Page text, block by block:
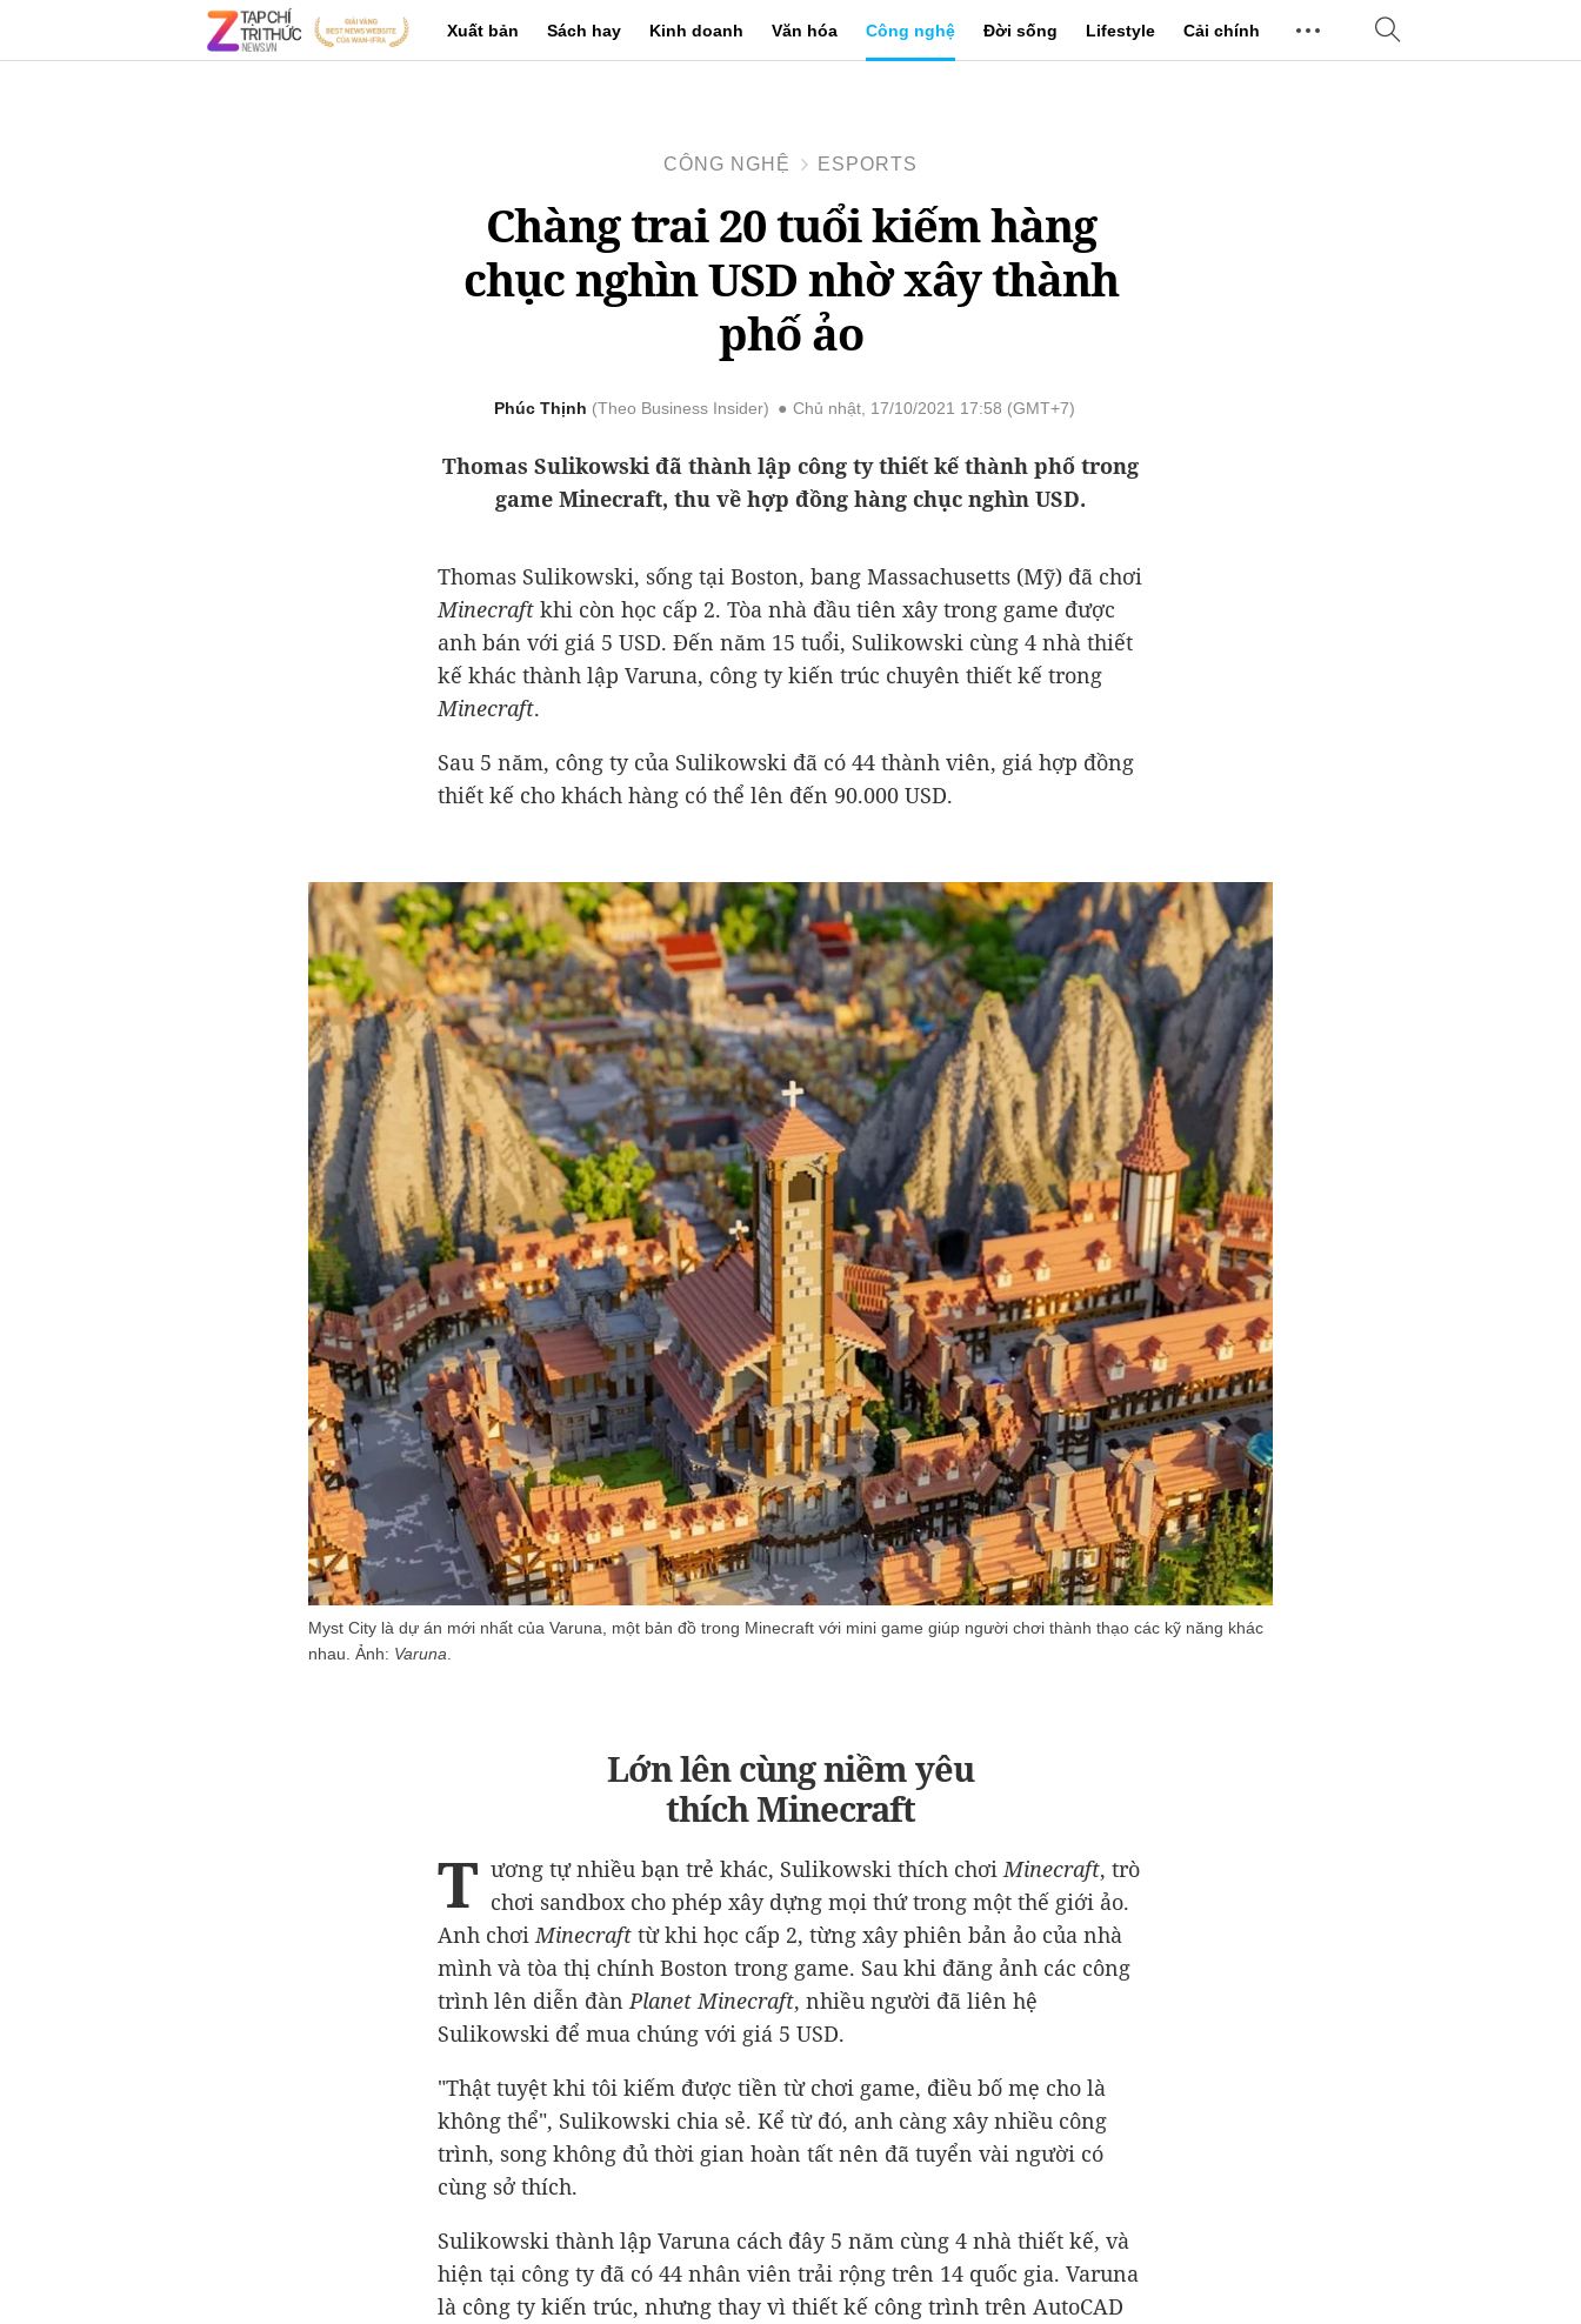
Xuất bản Sách hay Kinh doanh Văn hóa Công nghệ Đời sống Lifestyle Cải chính
CÔNG NGHỆ ESPORTS
Chàng trai 20 tuổi kiếm hàng
chục nghìn USD nhờ xây thành
phố ảo
Phúc Thịnh Theo Business Insider Chủ nhật, 17/10/2021 17:58 (GMT+7)
Thomas Sulikowski đã thành lập công ty thiết kế thành phố trong
game Minecraft, thu về hợp đồng hàng chục nghìn USD.
Thomas Sulikowski, sống tại Boston, bang Massachusetts (Mỹ) đã chơi
Minecraft khi còn học cấp 2. Tòa nhà đầu tiên xây trong game được
anh bán với giá 5 USD. Đến năm 15 tuổi, Sulikowski cùng 4 nhà thiết
kế khác thành lập Varuna, công ty kiến trúc chuyên thiết kế trong
Minecraft.
Sau 5 năm, công ty của Sulikowski đã có 44 thành viên, giá hợp đồng
thiết kế cho khách hàng có thể lên đến 90.000 USD.
Myst City là dự án mới nhất của Varuna, một bản đồ trong Minecraft với mini game giúp người chơi thành thạo các kỹ năng khác
nhau. Ảnh: Varuna
Lớn lên cùng niềm yêu
thích Minecraft
T ương tự nhiều bạn trẻ khác, Sulikowski thích chơiMinecraft, trò
chơi sandbox cho phép xây dựng mọi thứ trong một thế giới ảo.
Anh chơiMinecraft từ khi học cấp 2, từng xây phiên bản ảo của nhà
mình và tòa thị chính Boston trong game. Sau khi đăng ảnh các công
trình lên diễn đànPlanet Minecraft, nhiều người đã liên hệ
Sulikowski để mua chúng với giá 5 USD.
"Thật tuyệt khi tôi kiếm được tiền từ chơi game, điều bố mẹ cho là
không thể", Sulikowski chia sẻ. Kể từ đó, anh càng xây nhiều công
trình, song không đủ thời gian hoàn tất nên đã tuyển vài người có
cùng sở thích.
Sulikowski thành lập Varuna cách đây 5 năm cùng 4 nhà thiết kế, và
hiện tại công ty đã có 44 nhân viên trải rộng trên 14 quốc gia. Varuna
là công ty kiến trúc, nhưng thay vì thiết kế công trình trên AutoCAD